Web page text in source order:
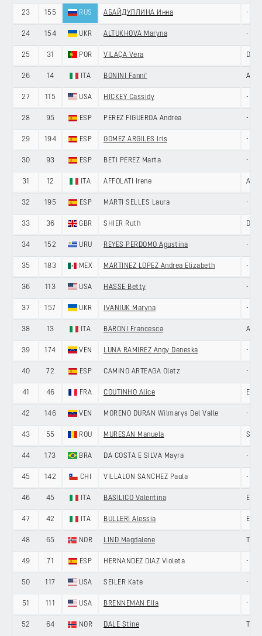
23 155 RUS АБАЙДУЛЛИНА Инна -
24 154 UKR ALTUKHOVA Maryna -
25 31 POR VILAÇA Vera
26 14 ITA BONINI Fanni'
27 115 USA HICKEY Cassidy -
28 95 ESP PEREZ FIGUEROA Andrea -
29 194 ESP GOMEZ ARGILES Iris -
30 93 ESP BETI PEREZ Marta -
31 12 ITA AFFOLATI Irene
32 195 ESP MARTI SELLES Laura -
33 36 GBR SHIER Ruth
34 152 URU REYES PERDOMO Agustina -
35 183 MEX MARTINEZ LOPEZ Andrea Elizabeth -
36 113 USA HASSE Betty -
37 157 UKR IVANIUK Maryna -
38 13 ITA BARONI Francesca
39 174 VEN LUNA RAMIREZ Angy Deneska -
40 72 ESP CAMINO ARTEAGA Olatz -
41 46 FRA COUTINHO Alice
42 146 VEN MORENO DURAN Wilmarys Del Valle -
43 55 ROU MURESAN Manuela
44 173 BRA DA COSTA E SILVA Mayra -
45 142 CHI VILLALON SANCHEZ Paula -
46 45 ITA BASILICO Valentina
47 42 ITA BULLERI Alessia
48 65 NOR LIND Magdalene
49 71 ESP HERNANDEZ DIAZ Violeta -
50 117 USA SEILER Kate -
51 111 USA BRENNEMAN Ella -
52 64 NOR DALE Stine